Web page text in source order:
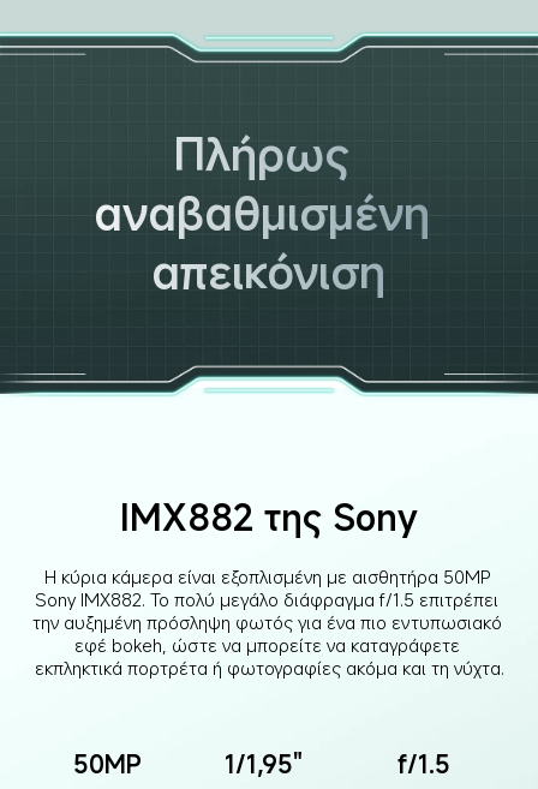
Πλήρως
αναβαθμισμένη
απεικόνιση
IMX882 της Sony
Η κύρια κάμερα είναι εξοπλισμένη με αισθητήρα 50MP
Sony IMX882. Το πολύ μεγάλο διάφραγμα f/1.5 επιτρέπει
την αυξημένη πρόσληψη φωτός για ένα πιο εντυπωσιακό
εφέ bokeh, ώστε να μπορείτε να καταγράφετε
εκπληκτικά πορτρέτα ή φωτογραφίες ακόμα και τη νύχτα.
50MP 1/1,95" f/1.5